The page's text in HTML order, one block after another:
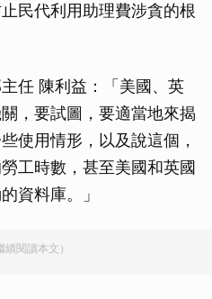
民代利用助理費涉貪的根
任 陳利益：「美國、英
，要試圖，要適當地來揭
使用情形，以及說這個，
工時數，甚至美國和英國
資料庫。」
閱讀本文）